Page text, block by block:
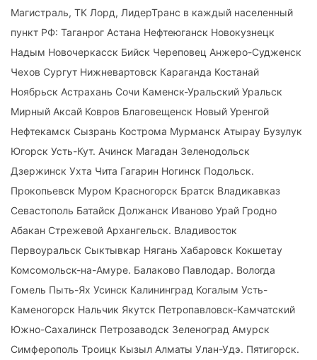
Магистраль, ТК Лорд, ЛидерТранс в каждый населенный
пункт РФ: Таганрог Астана Нефтеюганск Новокузнецк
Надым Новочеркасск Бийск Череповец Анжеро-Судженск
Чехов Сургут Нижневартовск Караганда Костанай
Ноябрьск Астрахань Сочи Каменск-Уральский Уральск
Мирный Аксай Ковров Благовещенск Новый Уренгой
Нефтекамск Сызрань Кострома Мурманск Атырау Бузулук
Югорск Усть-Кут. Ачинск Магадан Зеленодольск
Дзержинск Ухта Чита Гагарин Ногинск Подольск.
Прокопьевск Муром Красногорск Братск Владикавказ
Севастополь Батайск Должанск Иваново Урай Гродно
Абакан Стрежевой Архангельск. Владивосток
Первоуральск Сыктывкар Нягань Хабаровск Кокшетау
Комсомольск-на-Амуре. Балаково Павлодар. Вологда
Гомель Пыть-Ях Усинск Калининград Когалым Усть-
Каменогорск Нальчик Якутск Петропавловск-Камчатский
Южно-Сахалинск Петрозаводск Зеленоград Амурск
Симферополь Троицк Кызыл Алматы Улан-Удэ. Пятигорск.